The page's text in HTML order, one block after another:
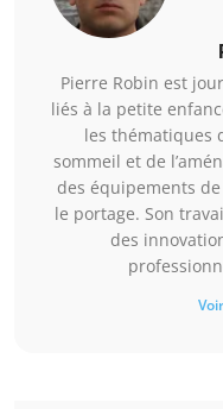
Pierre Robin est
liés à la petite
les thématiques
sommeil et de
des équipements
le portage. Son
des